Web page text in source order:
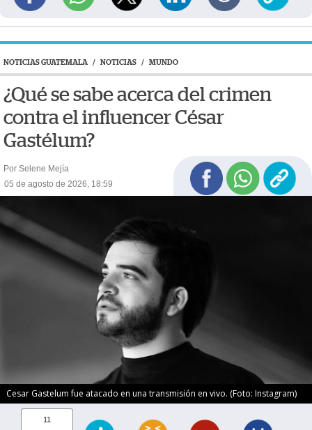
NOTICIAS GUATEMALA / NOTICIAS / MUNDO
¿Qué se sabe acerca del crimen
contra el influencer César
Gastélum?
Por Selene Mejía
05 de agosto de 2026, 18:59
Cesar Gastelum fue atacado en una transmisión en vivo. (Foto: Instagram)
11